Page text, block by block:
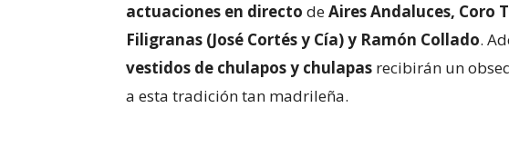
actuaciones en directo deAires Andaluces, Coro
Filigranas (José Cortés y Cía) y Ramón Collado.
vestidos de chulapos y chulapas recibirán un
a esta tradición tan madrileña.